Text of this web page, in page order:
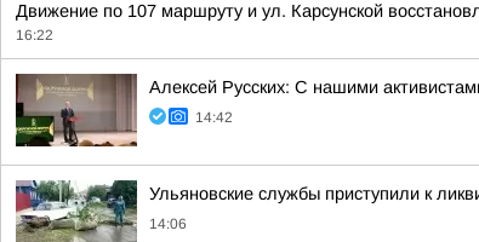
Движение по 107 маршруту и ул. Карсунской
16:22
Алексей Русских: С нашими
14:42
Ульяновские службы приступили к
14:06